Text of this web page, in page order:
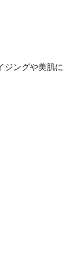
ジングや美肌に